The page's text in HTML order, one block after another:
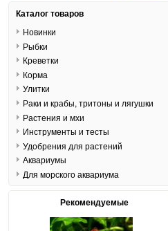
Каталог товаров
Новинки
Рыбки
Креветки
Корма
Улитки
Раки и крабы, тритоны и лягушки
Растения и мхи
Инструменты и тесты
Удобрения для растений
Аквариумы
Для морского аквариума
Рекомендуемые